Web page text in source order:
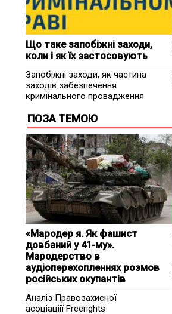
Що таке запобіжні заходи,
коли і як їх застосовують
Запобіжні заходи, як частина
заходів забезпечення
кримінального провадження
ПОЗА ТЕМОЮ
«Мародер я. Як фашист
довбаний у 41-му».
Мародерство в
аудіоперехопленнях розмов
російських окупантів
Аналіз Правозахисної
асоціаціії Freerights